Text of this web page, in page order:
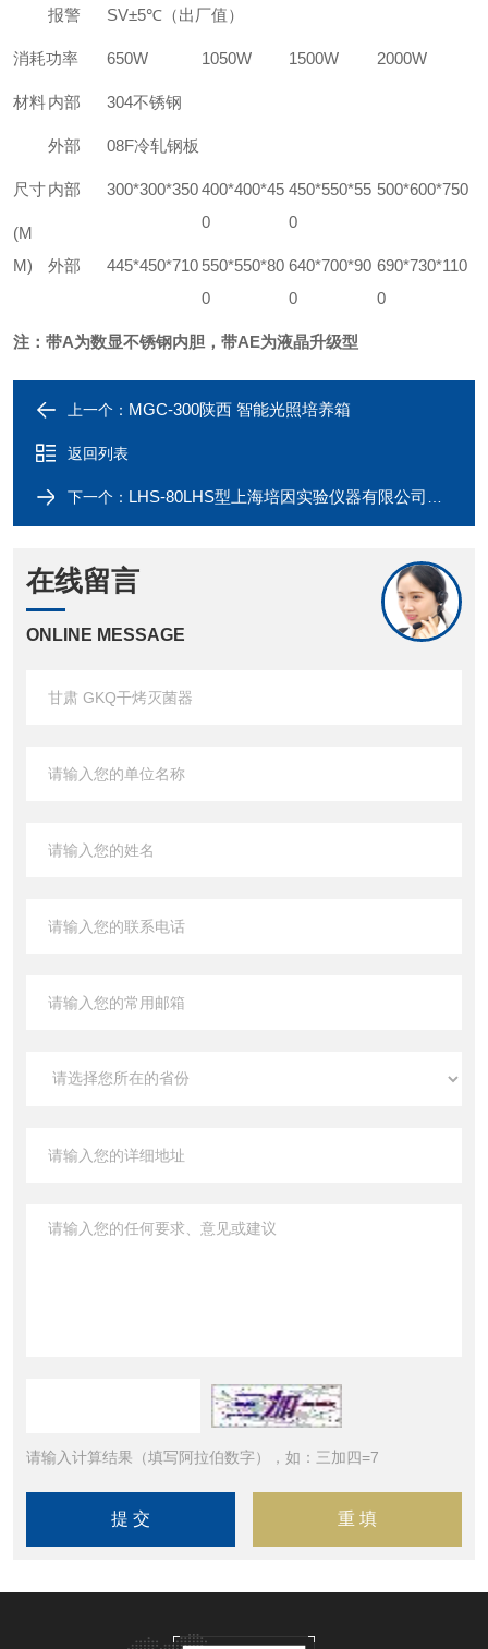
报警 SV±5℃（出厂值）
消耗功率 650W 1050W 1500W 2000W
材料内部 304不锈钢
外部 08F冷轧钢板
尺寸
(M
M)
内部 300*300*350400*400*45
0
450*550*55
0
500*600*750
外部 445*450*710 550*550*80
0
640*700*90
0
690*730*110
0
注：带A为数显不锈钢内胆，带AE为液晶升级型
上一个： MGC-300陕西 智能光照培养箱
返回列表
下一个： LHS-80LHS型上海培因实验仪器有限公司恒温恒湿培养箱
在线留言
ONLINE MESSAGE
请输入计算结果（填写阿拉伯数字），如：三加四=7